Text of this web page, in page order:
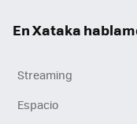
En Xataka
Streaming
Espacio